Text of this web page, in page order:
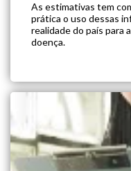
As estimativas tem
prática o uso dessas
realidade do país para
doença.